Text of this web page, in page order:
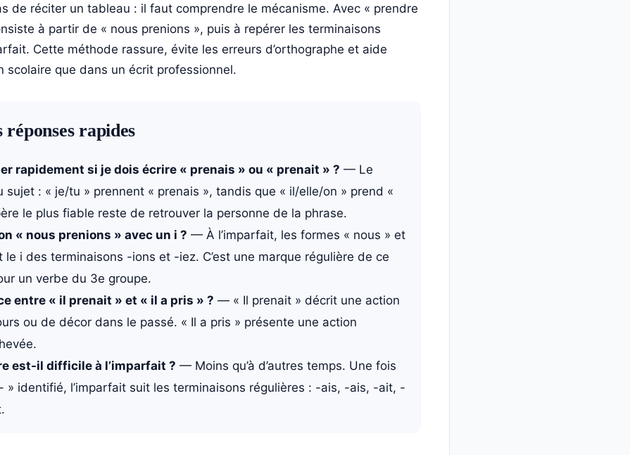
de réciter un tableau : il faut comprendre le mécanisme. Avec « prendre
à partir de « nous prenions », puis à repérer les terminaisons
Cette méthode rassure, évite les erreurs d’orthographe et aide
scolaire que dans un écrit professionnel.
rapides
rapidement si je dois écrire « prenais » ou « prenait » ? — Le
sujet : « je/tu » prennent « prenais », tandis que « il/elle/on » prend «
le plus fiable reste de retrouver la personne de la phrase.
« nous prenions » avec un i ? — À l’imparfait, les formes « nous » et
le i des terminaisons -ions et -iez. C’est une marque régulière de ce
un verbe du 3e groupe.
entre « il prenait » et « il a pris » ? — « Il prenait » décrit une action
ou de décor dans le passé. « Il a pris » présente une action
est-il difficile à l’imparfait ? — Moins qu’à d’autres temps. Une fois
» identifié, l’imparfait suit les terminaisons régulières : -ais, -ais, -ait, -